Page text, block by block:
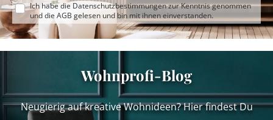
Ich habe die Datenschutzbestimmungenzur Kenntnis genommen
und die AGB gelesen und bin mit ihnen einverstanden.
Wohnprofi-Blog
Neugierig auf kreative Wohnideen? Hier findest Du